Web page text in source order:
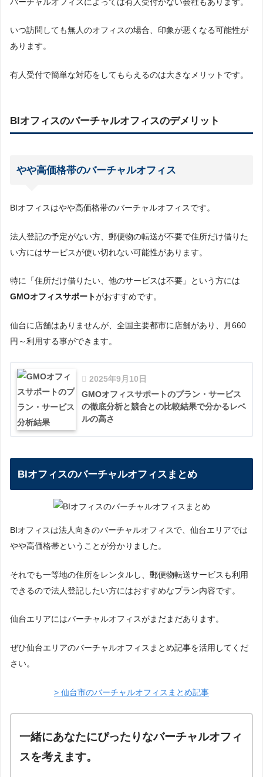
いつ訪問しても無人のオフィスの場合、印象が悪くなる可能性が
あります。
有人受付で簡単な対応をしてもらえるのは大きなメリットです。
BIオフィスのバーチャルオフィスのデメリット
やや高価格帯のバーチャルオフィス
BIオフィスはやや高価格帯のバーチャルオフィスです。
法人登記の予定がない方、郵便物の転送が不要で住所だけ借りた
い方にはサービスが使い切れない可能性があります。
特に「住所だけ借りたい、他のサービスは不要」という方には
GMOオフィスサポートがおすすめです。
仙台に店舗はありませんが、全国主要都市に店舗があり、月660
円～利用する事ができます。
2025年9月10日
GMOオフィスサポートのプラン・サービス
の徹底分析と競合との比較結果で分かるレベ
ルの高さ
BIオフィスのバーチャルオフィスまとめ
BIオフィスは法人向きのバーチャルオフィスで、仙台エリアでは
やや高価格帯ということが分かりました。
それでも一等地の住所をレンタルし、郵便物転送サービスも利用
できるので法人登記したい方にはおすすめなプラン内容です。
仙台エリアにはバーチャルオフィスがまだまだあります。
ぜひ仙台エリアのバーチャルオフィスまとめ記事を活用してくだ
さい。
> 仙台市のバーチャルオフィスまとめ記事
一緒にあなたにぴったりなバーチャルオフィ
スを考えます。